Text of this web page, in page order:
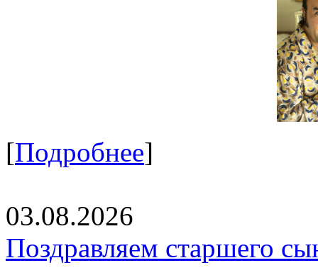
[Подробнее]
03.08.2026
Поздравляем старшего